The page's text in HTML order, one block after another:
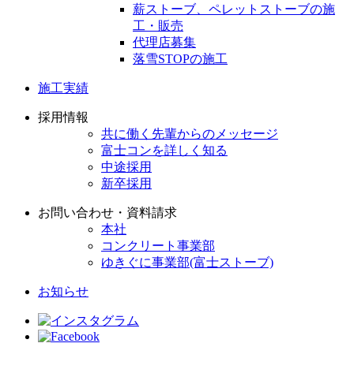
薪ストーブ、ペレットストーブの施
工・販売
代理店募集
落雪STOPの施工
施工実績
採用情報
共に働く先輩からのメッセージ
富士コンを詳しく知る
中途採用
新卒採用
お問い合わせ・資料請求
本社
コンクリート事業部
ゆきぐに事業部(富士ストーブ)
お知らせ